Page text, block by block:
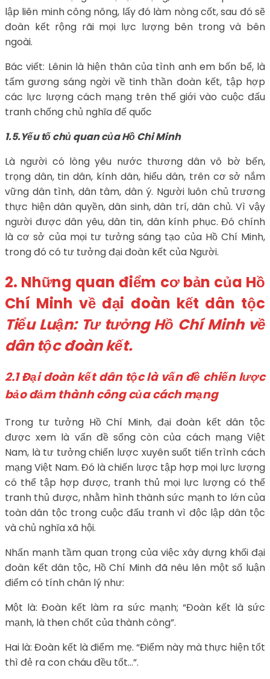
lập liên minh công nông, lấy đó làm nòng cốt, sau đó sẽ
đoàn kết rộng rãi mọi lực lượng bên trong và bên
ngoài.
Bác viết: Lênin là hiện thân của tình anh em bốn bể, là
tấm gương sáng ngời về tinh thần đoàn kết, tập hợp
các lực lượng cách mạng trên thế giới vào cuộc đấu
tranh chống chủ nghĩa đế quốc
1.5.Yếu tố chủ quan của Hồ Chi Minh
Là người có lòng yêu nước thương dân vô bờ bến,
trọng dân, tin dân, kính dân, hiểu dân, trên cơ sở nắm
vững dân tình, dân tâm, dân ý. Người luôn chủ trương
thực hiện dân quyền, dân sinh, dân trí, dân chủ. Vì vậy
người được dân yêu, dân tin, dân kính phục. Đó chính
là cơ sở của mọi tư tưởng sáng tạo của Hồ Chí Minh,
trong đó có tư tưởng đại đoàn kết của Người.
2. Những quan điểm cơ bản của Hồ
Chí Minh về đại đoàn kết dân tộc
Tiểu Luận: Tư tưởng Hồ Chí Minh về
dân tộc đoàn kết.
2.1 Đại đoàn kết dân tộc là vấn đề chiến lược
bảo đảm thành công của cách mạng
Trong tư tưởng Hồ Chí Minh, đại đoàn kết dân tộc
được xem là vấn đề sống còn của cách mạng Việt
Nam, là tư tưởng chiến lược xuyên suốt tiến trình cách
mạng Việt Nam. Đó là chiến lược tập hợp mọi lực lượng
có thể tập hợp được, tranh thủ mọi lực lượng có thể
tranh thủ được, nhằm hình thành sức mạnh to lớn của
toàn dân tộc trong cuộc đấu tranh vì độc lập dân tộc
và chủ nghĩa xã hội.
Nhấn mạnh tầm quan trọng của việc xây dựng khối đại
đoàn kết dân tộc, Hồ Chí Minh đã nêu lên một số luận
điểm có tính chân lý như:
Một là: Đoàn kết làm ra sức mạnh; “Đoàn kết là sức
mạnh, là then chốt của thành công”.
Hai là: Đoàn kết là điểm mẹ. “Điểm này mà thực hiện tốt
thì đẻ ra con cháu đều tốt…”.